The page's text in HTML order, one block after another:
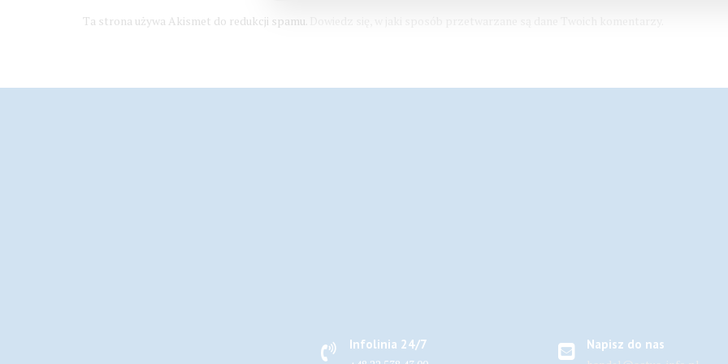
Ta strona używa Akismet do redukcji spamu.
Infolinia 24/7
Napisz do nas